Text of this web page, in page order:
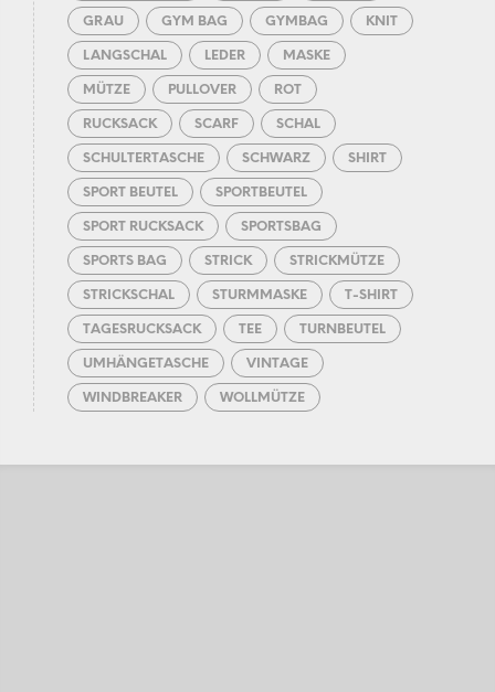
GRAU GYM BAG GYMBAG KNIT
LANGSCHAL LEDER MASKE
MÜTZE PULLOVER ROT
RUCKSACK SCARF SCHAL
SCHULTERTASCHE SCHWARZ SHIRT
SPORT BEUTEL SPORTBEUTEL
SPORT RUCKSACK SPORTSBAG
SPORTS BAG STRICK STRICKMÜTZE
STRICKSCHAL STURMMASKE T-SHIRT
TAGESRUCKSACK TEE TURNBEUTEL
UMHÄNGETASCHE VINTAGE
WINDBREAKER WOLLMÜTZE